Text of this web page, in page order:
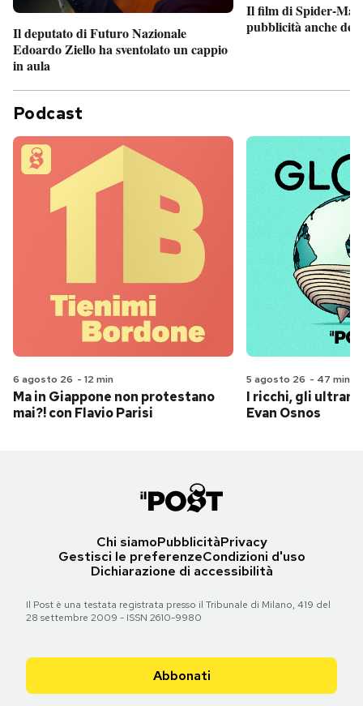
Il deputato di Futuro Nazionale
Edoardo Ziello ha sventolato un cappio
in aula
Il film di Spider-Man
pubblicità anche
Podcast
6 agosto 26 - 12 min
Ma in Giappone non protestano
mai?! con Flavio Parisi
5 agosto 26 - 47 min
I ricchi, gli
Evan Osnos
Chi siamoPubblicitàPrivacy
Gestisci le preferenzeCondizioni d'uso
Dichiarazione di accessibilità
Il Post è una testata registrata presso il Tribunale di Milano, 419 del
28 settembre 2009 - ISSN 2610-9980
Abbonati